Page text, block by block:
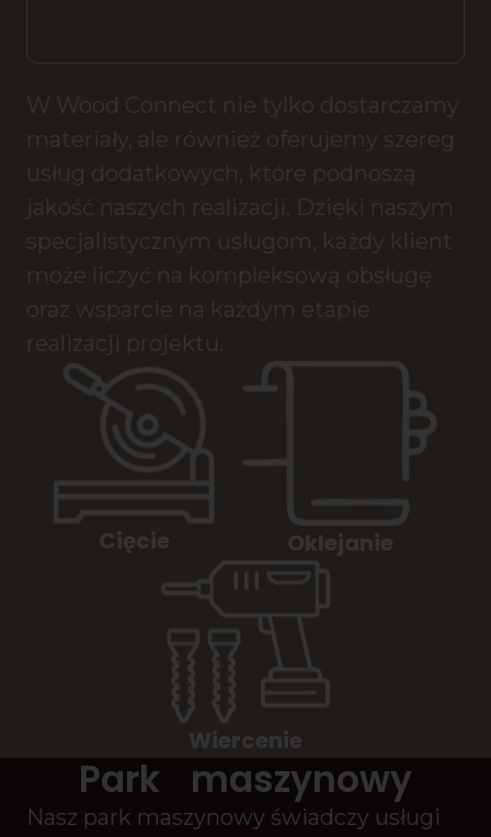
W Wood Connect nie tylko dostarczamy
materiały, ale również oferujemy szereg
usług dodatkowych, które podnoszą
jakość naszych realizacji. Dzięki naszym
specjalistycznym usługom, każdy klient
może liczyć na kompleksową obsługę
oraz wsparcie na każdym etapie
realizacji projektu.
Cięcie Oklejanie
Wiercenie
Park maszynowy
Nasz park maszynowy świadczy usługi